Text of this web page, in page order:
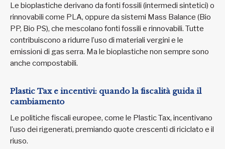
Le bioplastiche derivano da fonti fossili (intermedi sintetici) o
rinnovabili come PLA, oppure da sistemi Mass Balance (Bio
PP, Bio PS), che mescolano fonti fossili e rinnovabili. Tutte
contribuiscono a ridurre l’uso di materiali vergini e le
emissioni di gas serra. Ma le bioplastiche non sempre sono
anche compostabili.
Plastic Tax e incentivi: quando la fiscalità guida il
cambiamento
Le politiche fiscali europee, come le Plastic Tax, incentivano
l’uso dei rigenerati, premiando quote crescenti di riciclato e il
riuso.